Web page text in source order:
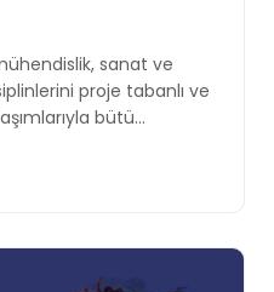
sanat ve
proje tabanlı ve
bütü...